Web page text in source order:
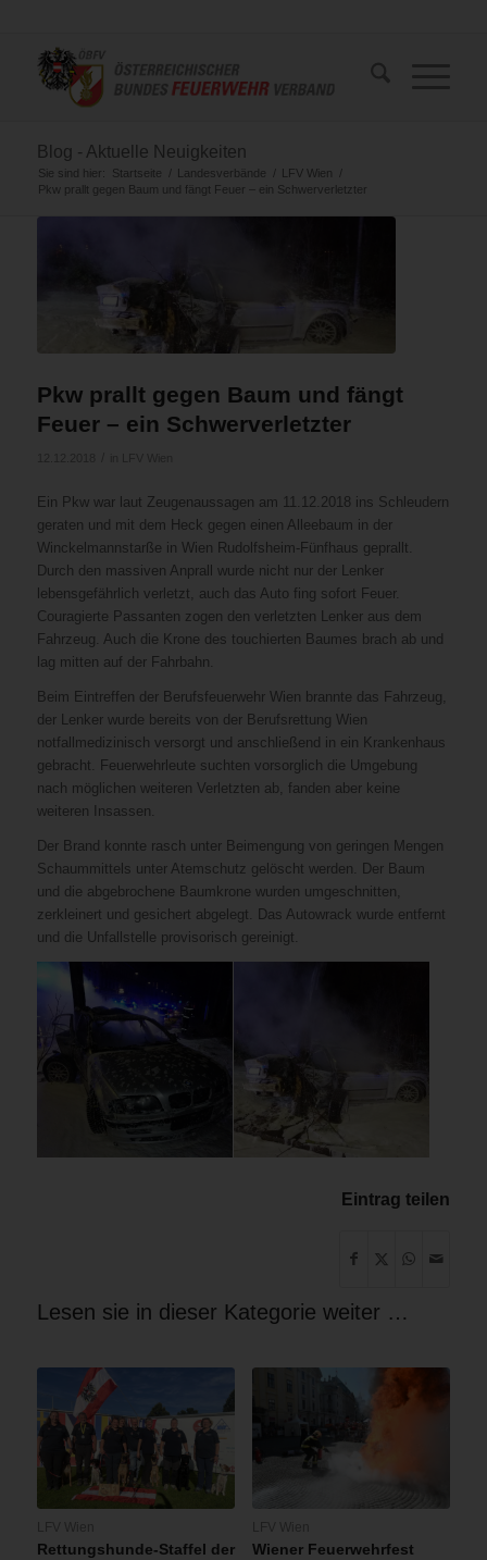
Blog - Aktuelle Neuigkeiten
Sie sind hier: Startseite / Landesverbände / LFV Wien
/
Pkw prallt gegen Baum und fängt Feuer – ein Schwerverletzter
Pkw prallt gegen Baum und fängt
Feuer – ein Schwerverletzter
Ein Pkw war laut Zeugenaussagen am 11.12.2018 ins Schleudern
geraten und mit dem Heck gegen einen Alleebaum in der
Winckelmannstarße in Wien Rudolfsheim-Fünfhaus geprallt.
Durch den massiven Anprall wurde nicht nur der Lenker
lebensgefährlich verletzt, auch das Auto fing sofort Feuer.
Couragierte Passanten zogen den verletzten Lenker aus dem
Fahrzeug. Auch die Krone des touchierten Baumes brach ab und
lag mitten auf der Fahrbahn.
Beim Eintreffen der Berufsfeuerwehr Wien brannte das Fahrzeug,
der Lenker wurde bereits von der Berufsrettung Wien
notfallmedizinisch versorgt und anschließend in ein Krankenhaus
gebracht. Feuerwehrleute suchten vorsorglich die Umgebung
nach möglichen weiteren Verletzten ab, fanden aber keine
weiteren Insassen.
Der Brand konnte rasch unter Beimengung von geringen Mengen
Schaummittels unter Atemschutz gelöscht werden. Der Baum
und die abgebrochene Baumkrone wurden umgeschnitten,
zerkleinert und gesichert abgelegt. Das Autowrack wurde entfernt
und die Unfallstelle provisorisch gereinigt.
Eintrag teilen
Lesen sie in dieser Kategorie weiter …
Rettungshunde-Staffel der
Wiener Feuerwehrfest